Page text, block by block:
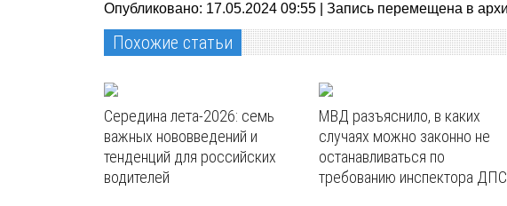
Опубликовано: 17.05.2024 09:55 | Запись перемещена в
Похожие статьи
Середина лета-2026: семь
важных нововведений и
тенденций для российских
водителей
МВД разъяснило, в каких
случаях можно законно не
останавливаться по
требованию инспектора ДПС